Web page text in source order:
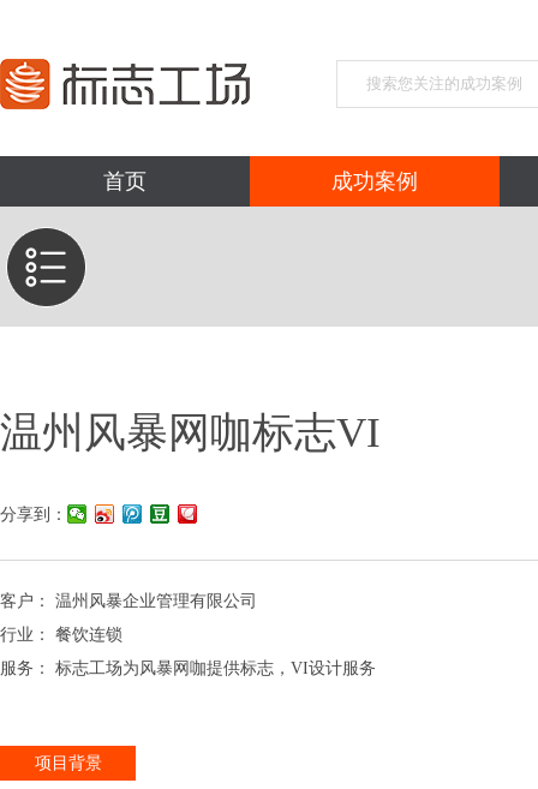
首页 成功案例
温州风暴网咖标志VI
分享到：
客户： 温州风暴企业管理有限公司
行业： 餐饮连锁
服务： 标志工场为风暴网咖提供标志，VI设计服务
项目背景